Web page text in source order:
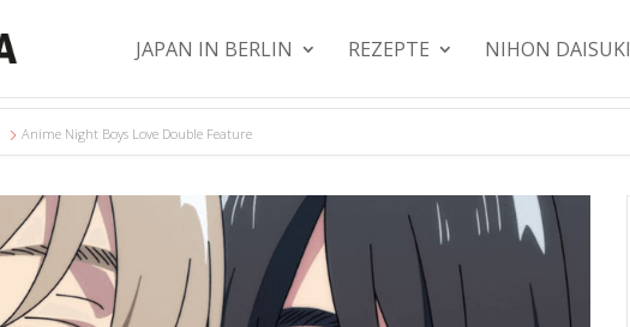
JAPAN IN BERLIN REZEPTE NIHON DAISUKI
Anime Night Boys Love Double Feature